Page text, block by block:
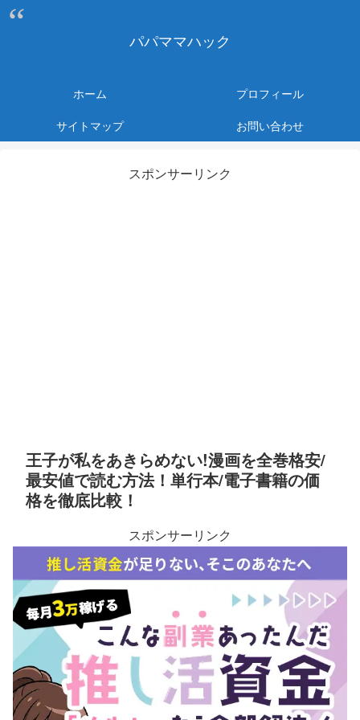
パパママハック
ホーム
プロフィール
サイトマップ
お問い合わせ
スポンサーリンク
王子が私をあきらめない!漫画を全巻格安/
最安値で読む方法！単行本/電子書籍の価
格を徹底比較！
スポンサーリンク